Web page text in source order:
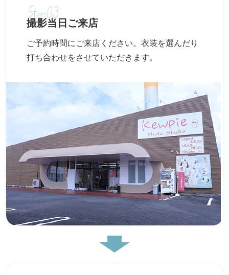
Step03
撮影当日ご来店
ご予約時間にご来店ください。衣装を選んだり
打ち合わせをさせていただきます。